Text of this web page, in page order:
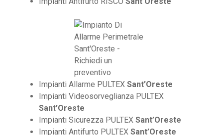
Impianti Allarme PULTEX Sant’Oreste
Impianti Videosorveglianza PULTEX
Sant’Oreste
Impianti Sicurezza PULTEX Sant’Oreste
Impianti Antifurto PULTEX Sant’Oreste